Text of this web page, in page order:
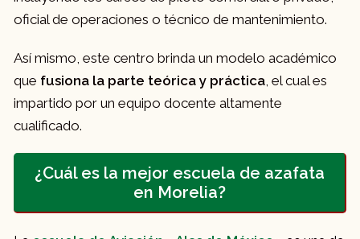
oficial de operaciones o técnico de mantenimiento.
Así mismo, este centro brinda un modelo académico
que fusiona la parte teórica y práctica, el cual es
impartido por un equipo docente altamente
cualificado.
¿Cuál es la mejor escuela de azafata
en Morelia?